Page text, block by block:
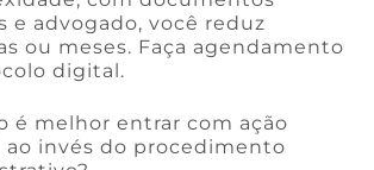
e advogado, você reduz
ou meses. Faça agendamento
digital.
é melhor entrar com ação
ao invés do procedimento